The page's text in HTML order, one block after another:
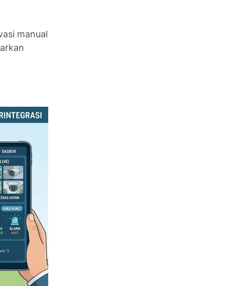
manual